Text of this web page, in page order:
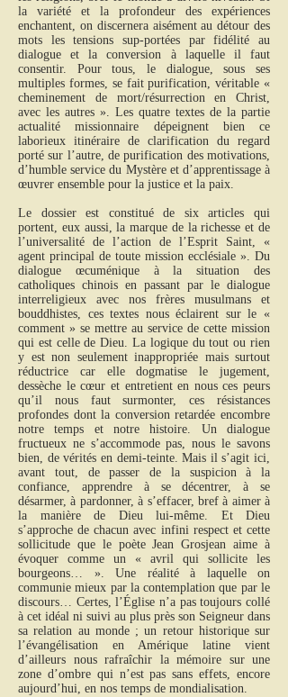
la variété et la profondeur des expériences
enchantent, on discernera aisément au détour des
mots les tensions sup-portées par fidélité au
dialogue et la conversion à laquelle il faut
consentir. Pour tous, le dialogue, sous ses
multiples formes, se fait purification, véritable «
cheminement de mort/résurrection en Christ,
avec les autres ». Les quatre textes de la partie
actualité missionnaire dépeignent bien ce
laborieux itinéraire de clarification du regard
porté sur l’autre, de purification des motivations,
d’humble service du Mystère et d’apprentissage à
œuvrer ensemble pour la justice et la paix.
Le dossier est constitué de six articles qui
portent, eux aussi, la marque de la richesse et de
l’universalité de l’action de l’Esprit Saint, «
agent principal de toute mission ecclésiale ». Du
dialogue œcuménique à la situation des
catholiques chinois en passant par le dialogue
interreligieux avec nos frères musulmans et
bouddhistes, ces textes nous éclairent sur le «
comment » se mettre au service de cette mission
qui est celle de Dieu. La logique du tout ou rien
y est non seulement inappropriée mais surtout
réductrice car elle dogmatise le jugement,
dessèche le cœur et entretient en nous ces peurs
qu’il nous faut surmonter, ces résistances
profondes dont la conversion retardée encombre
notre temps et notre histoire. Un dialogue
fructueux ne s’accommode pas, nous le savons
bien, de vérités en demi-teinte. Mais il s’agit ici,
avant tout, de passer de la suspicion à la
confiance, apprendre à se décentrer, à se
désarmer, à pardonner, à s’effacer, bref à aimer à
la manière de Dieu lui-même. Et Dieu
s’approche de chacun avec infini respect et cette
sollicitude que le poète Jean Grosjean aime à
évoquer comme un « avril qui sollicite les
bourgeons… ». Une réalité à laquelle on
communie mieux par la contemplation que par le
discours… Certes, l’Église n’a pas toujours collé
à cet idéal ni suivi au plus près son Seigneur dans
sa relation au monde ; un retour historique sur
l’évangélisation en Amérique latine vient
d’ailleurs nous rafraîchir la mémoire sur une
zone d’ombre qui n’est pas sans effets, encore
aujourd’hui, en nos temps de mondialisation.